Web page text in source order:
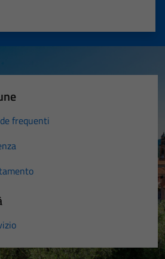
5 stelle su 5
su 5
su 5
5
frequenti